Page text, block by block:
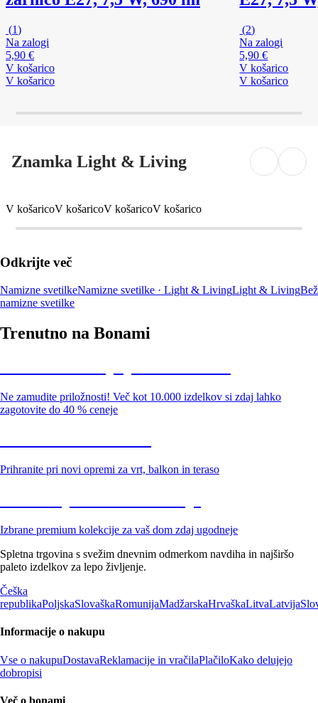
(1)
Na zalogi
5,90 €
V košarico
V košarico
(2)
Na zalogi
5,90 €
V košarico
V košarico
Znamka Light & Living
V košaricoV košaricoV košaricoV košarico
Odkrijte več
Namizne svetilkeNamizne svetilke · Light & LivingLight & LivingBež
namizne svetilke
Trenutno na Bonami
Ne zamudite priložnosti! Več kot 10.000 izdelkov si zdaj lahko
zagotovite do 40 % ceneje
Prihranite pri novi opremi za vrt, balkon in teraso
Izbrane premium kolekcije za vaš dom zdaj ugodneje
Spletna trgovina s svežim dnevnim odmerkom navdiha in najširšo
paleto izdelkov za lepo življenje.
Češka
republikaPoljskaSlovaškaRomunijaMadžarskaHrvaškaLitvaLatvija
Informacije o nakupu
Vse o nakupuDostavaReklamacije in vračilaPlačiloKako delujejo
dobropisi
Več o bonami